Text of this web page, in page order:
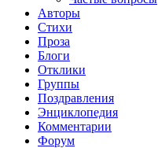
Авторы
Стихи
Проза
Блоги
Отклики
Группы
Поздравления
Энциклопедия
Комментарии
Форум